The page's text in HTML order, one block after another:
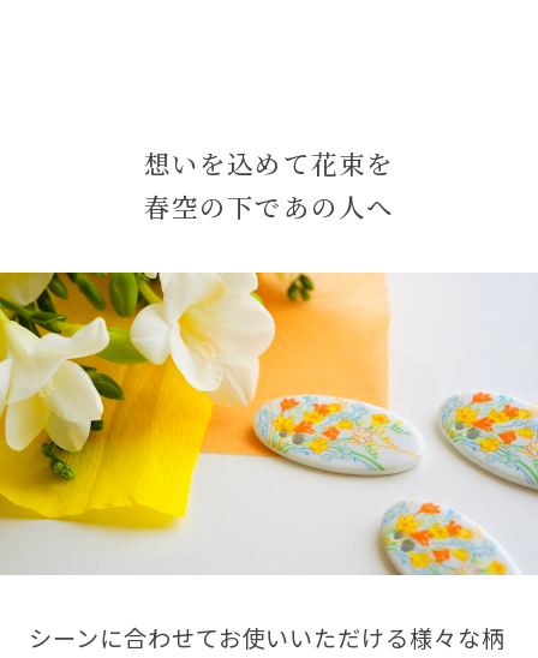
想いを込めて花束を
春空の下であの人へ
シーンに合わせてお使いいただける様々な柄